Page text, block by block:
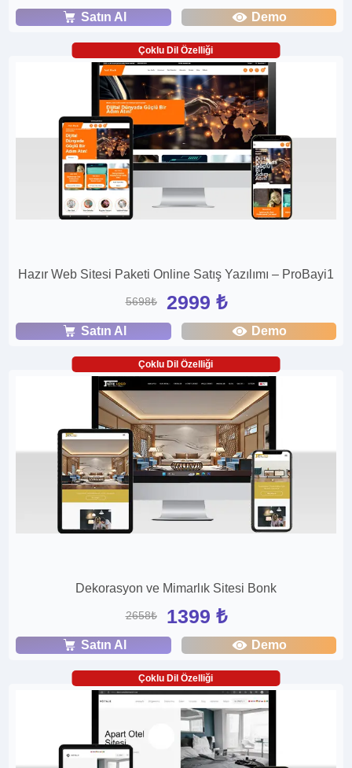
Satın Al Demo
Çoklu Dil Özelliği
Hazır Web Sitesi Paketi Online Satış Yazılımı – ProBayi1
5698₺ 2999 ₺
Satın Al Demo
Çoklu Dil Özelliği
Dekorasyon ve Mimarlık Sitesi Bonk
2658₺ 1399 ₺
Satın Al Demo
Çoklu Dil Özelliği